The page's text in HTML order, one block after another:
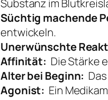
Substanz im
Süchtig machende
entwickeln.
Unerwünschte
Affinität: Die Stärke
Alter bei Beginn:
Agonist: Ein